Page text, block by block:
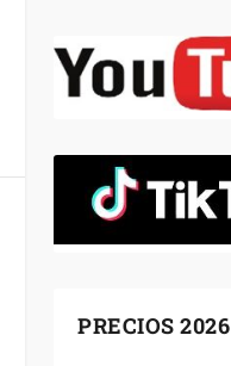
PRECIOS 2026